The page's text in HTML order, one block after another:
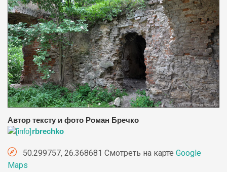
Автор тексту и фото Роман Бречко
rbrechko
50.299757, 26.368681 Смотреть на карте Google
Maps